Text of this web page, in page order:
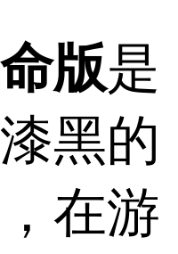
版是
黑的
在游